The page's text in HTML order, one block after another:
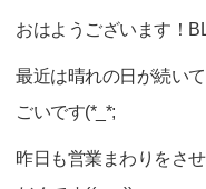
おはようございます！
最近は晴れの日が続い
ごいです(*_*;
昨日も営業まわりをさ